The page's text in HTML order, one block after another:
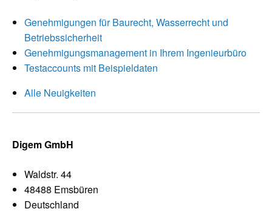
Genehmigungen für Baurecht, Wasserrecht und
Betriebssicherheit
Genehmigungsmanagement in Ihrem Ingenieurbüro
Testaccounts mit Beispieldaten
Alle Neuigkeiten
Digem GmbH
Waldstr. 44
48488 Emsbüren
Deutschland